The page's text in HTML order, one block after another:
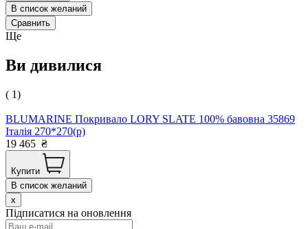
В список желаний
Сравнить
Ще
Ви дивилися
( 1)
BLUMARINE Покривало LORY SLATE 100% бавовна 35869
Італія 270*270(р)
19 465 ₴
Купити
В список желаний
x
Підписатися на оновлення